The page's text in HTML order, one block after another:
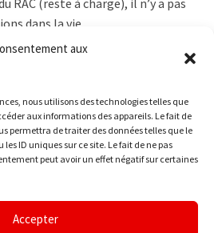
aux
nous utilisons des technologies telles que
aux informations des appareils. Le fait de
permettra de traiter des données telles que le
ID uniques sur ce site. Le fait de ne pas
peut avoir un effet négatif sur certaines
Accepter
RAC (reste à charge), il n’y a pas
dans la vie…